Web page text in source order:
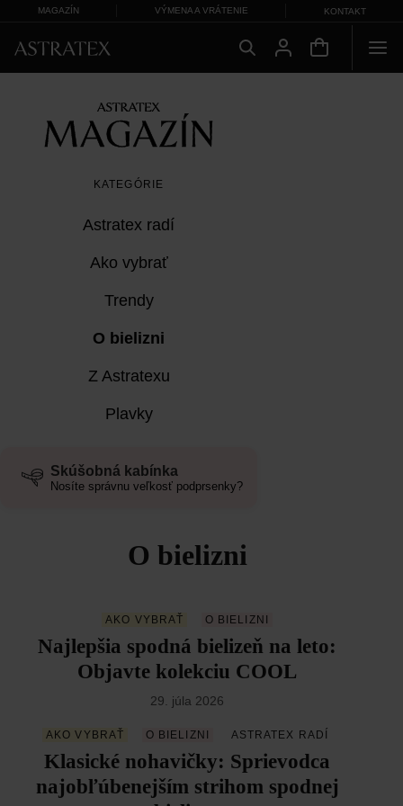
MAGAZÍN VÝMENA A VRÁTENIE KONTAKT
KATEGÓRIE
Astratex radí
Ako vybrať
Trendy
O bielizni
Z Astratexu
Plavky
Skúšobná kabínka
Nosíte správnu veľkosť podprsenky?
O bielizni
AKO VYBRAŤ O BIELIZNI
Najlepšia spodná bielizeň na leto:
Objavte kolekciu COOL
29. júla 2026
AKO VYBRAŤ O BIELIZNI ASTRATEX RADÍ
Klasické nohavičky: Sprievodca
najobľúbenejším strihom spodnej